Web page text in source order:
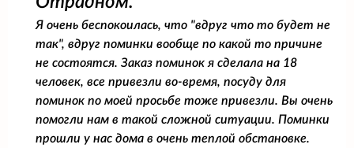
Я очень беспокоилась, что "вдруг что то будет не
так", вдруг поминки вообще по какой то причине
не состоятся. Заказ поминок я сделала на 18
человек, все привезли во-время, посуду для
поминок по моей просьбе тоже привезли. Вы очень
помогли нам в такой сложной ситуации. Поминки
прошли у нас дома в очень теплой обстановке.